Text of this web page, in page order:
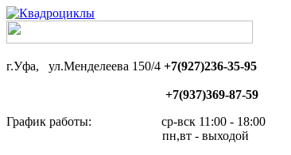
г.Уфа, ул.Менделеева 150/4 +7(927)236-35-95
+7(937)369-87-59
График работы: ср-вск 11:00 - 18:00
пн,вт - выходой